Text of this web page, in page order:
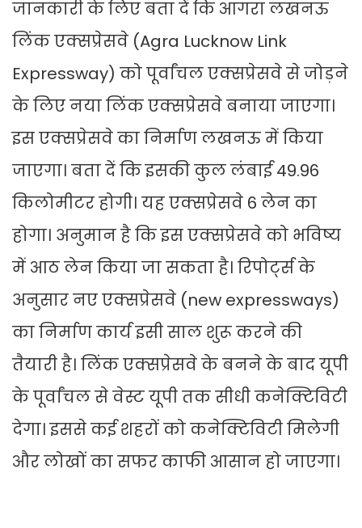
जानकारी के लिए बता दें कि आगरा लखनऊ
लिंक एक्सप्रेसवे (Agra Lucknow Link
Expressway) को पूर्वांचल एक्सप्रेसवे से जोड़ने
के लिए नया लिंक एक्सप्रेसवे बनाया जाएगा।
इस एक्सप्रेसवे का निर्माण लखनऊ में किया
जाएगा। बता दें कि इसकी कुल लंबाई 49.96
किलोमीटर होगी। यह एक्सप्रेसवे 6 लेन का
होगा। अनुमान है कि इस एक्सप्रेसवे को भविष्य
में आठ लेन किया जा सकता है। रिपोर्ट्स के
अनुसार नए एक्सप्रेसवे (new expressways)
का निर्माण कार्य इसी साल शुरू करने की
तैयारी है। लिंक एक्सप्रेसवे के बनने के बाद यूपी
के पूर्वांचल से वेस्ट यूपी तक सीधी कनेक्टिविटी
देगा। इससे कई शहरों को कनेक्टिविटी मिलेगी
और लोखों का सफर काफी आसान हो जाएगा।